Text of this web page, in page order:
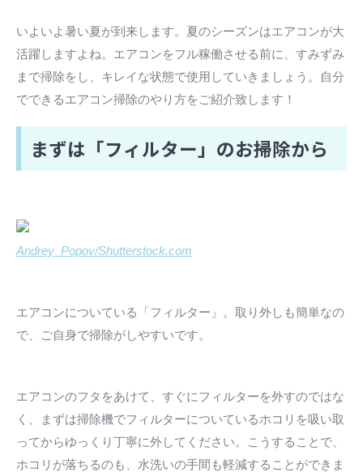
いよいよ暑い夏が到来します。夏のシーズンはエアコンが大
活躍しますよね。エアコンをフル稼働させる前に、すみずみ
まで掃除をし、キレイな状態で使用していきましょう。自分
でできるエアコン掃除のやり方をご紹介致します！
まずは「フィルター」のお掃除から
Andrey_Popov/Shutterstock.com
エアコンについている「フィルター」。取り外しも簡単なの
で、ご自身で掃除がしやすいです。
エアコンのフタをあけて、すぐにフィルターを外すのではな
く、まずは掃除機でフィルターについているホコリを吸い取
ってからゆっくり丁寧に外してください。こうすることで、
ホコリが落ちるのも、水洗いの手間も軽減することができま